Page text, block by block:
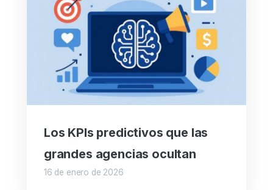
Los KPIs predictivos que las
grandes agencias ocultan
16 de enero de 2026